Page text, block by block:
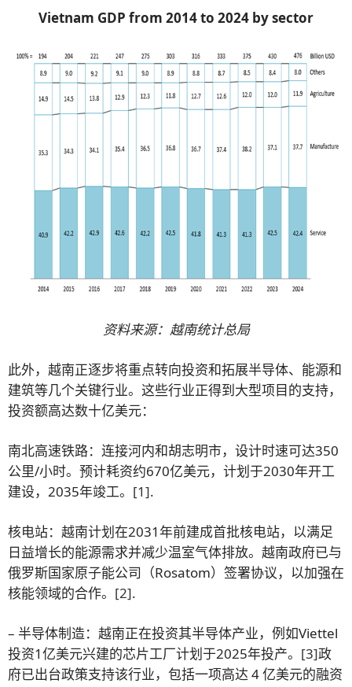
Vietnam GDP from 2014 to 2024 by sector
资料来源：越南统计总局
此外，越南正逐步将重点转向投资和拓展半导体、能源和
建筑等几个关键行业。这些行业正得到大型项目的支持，
投资额高达数十亿美元：
南北高速铁路：连接河内和胡志明市，设计时速可达350
公里/小时。预计耗资约670亿美元，计划于2030年开工
建设，2035年竣工。 [1].
核电站：越南计划在2031年前建成首批核电站，以满足
日益增长的能源需求并减少温室气体排放。越南政府已与
俄罗斯国家原子能公司（Rosatom）签署协议，以加强在
核能领域的合作。 [2].
– 半导体制造：越南正在投资其半导体产业，例如Viettel
投资1亿美元兴建的芯片工厂计划于2025年投产。 [3]政
府已出台政策支持该行业，包括一项高达 4 亿美元的融资